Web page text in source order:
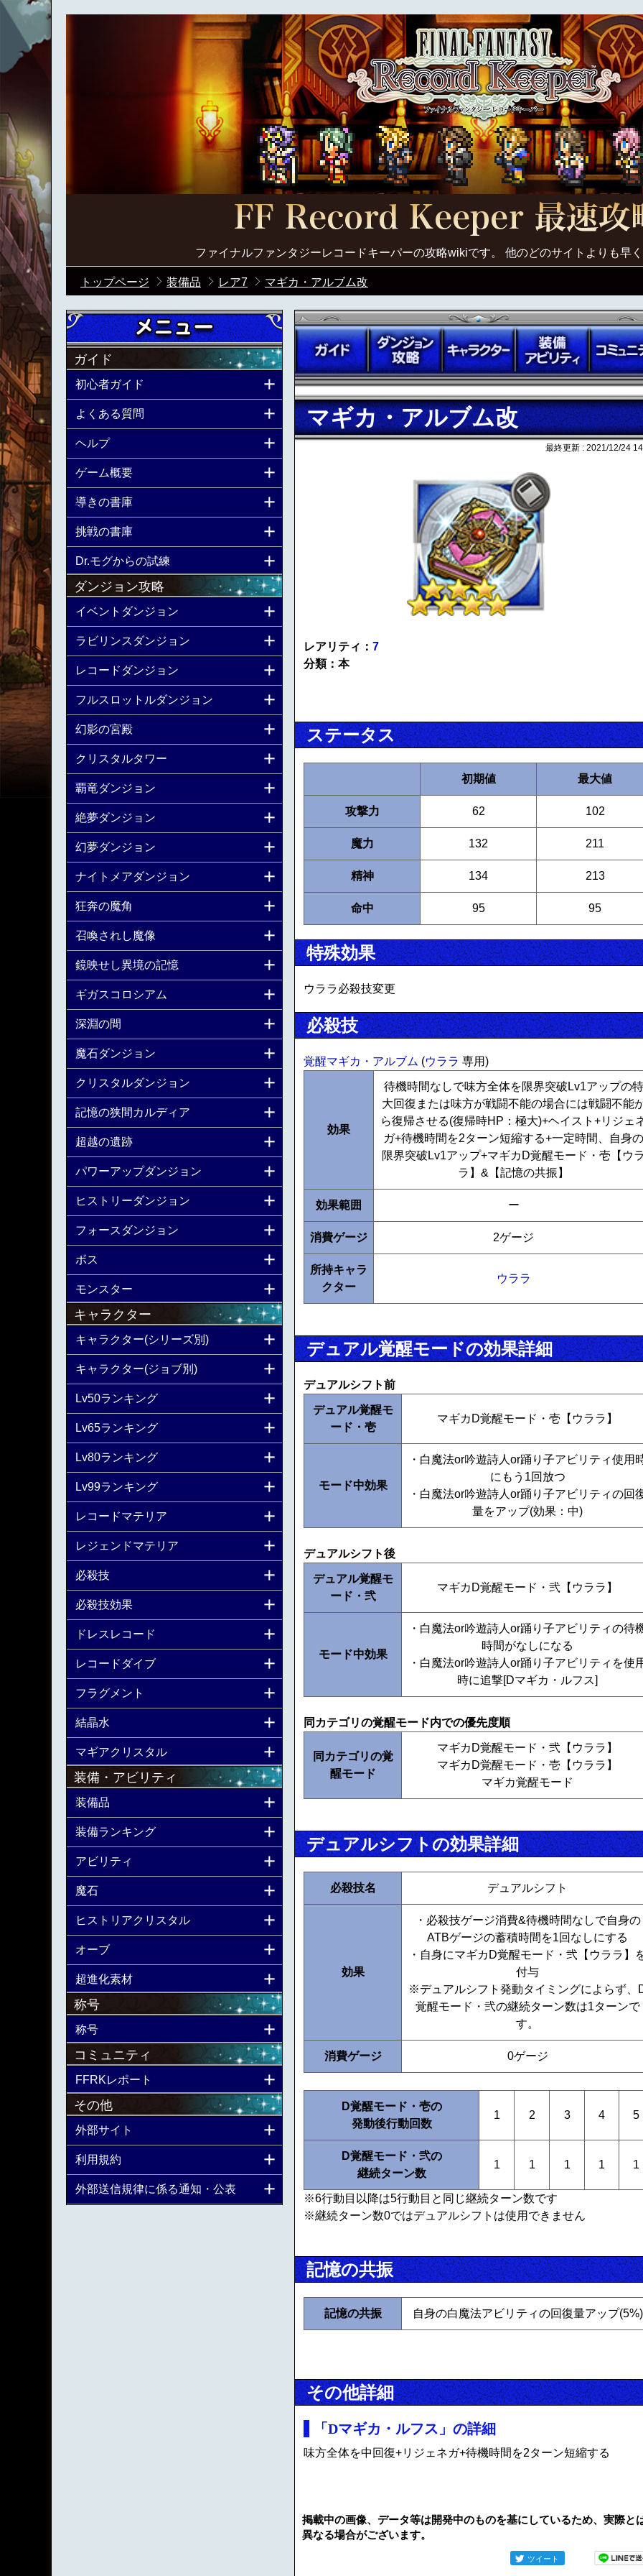
ファイナルファンタジーレコードキーパーの攻略wikiです。 他のどのサイトよりも早
トップページ 装備品 レア7 マギカ・アルブム改
マギカ・アルブム改
最終更新 : 2021/12/24
レアリティ： 7
分類：本
ステータス
初期値 最大値
攻撃力 62 102
魔力 132 211
精神 134 213
命中 95 95
特殊効果
ウララ必殺技変更
必殺技
覚醒マギカ・アルブム (ウララ 専用)
効果
待機時間なしで味方全体を限界突破Lv1アップの特
大回復または味方が戦闘不能の場合には戦闘不能
ら復帰させる(復帰時HP：極大)+ヘイスト+リジェ
ガ+待機時間を2ターン短縮する+一定時間、自身の
限界突破Lv1アップ+マギカD覚醒モード・壱【ウ
ラ】&【記憶の共振】
効果範囲 ー
消費ゲージ 2ゲージ
所持キャラ
クター
ウララ
デュアル覚醒モードの効果詳細
デュアルシフト前
デュアル覚醒モ
ード・壱
マギカD覚醒モード・壱【ウララ】
モード中効果
・白魔法or吟遊詩人or踊り子アビリティ使用
にもう1回放つ
・白魔法or吟遊詩人or踊り子アビリティの回
量をアップ(効果：中)
デュアルシフト後
デュアル覚醒モ
ード・弐
マギカD覚醒モード・弐【ウララ】
モード中効果
・白魔法or吟遊詩人or踊り子アビリティの待
時間がなしになる
・白魔法or吟遊詩人or踊り子アビリティを使
時に追撃[Dマギカ・ルフス]
同カテゴリの覚醒モード内での優先度順
同カテゴリの覚
醒モード
マギカD覚醒モード・弐【ウララ】
マギカD覚醒モード・壱【ウララ】
マギカ覚醒モード
デュアルシフトの効果詳細
必殺技名 デュアルシフト
効果
・必殺技ゲージ消費&待機時間なしで自身の
ATBゲージの蓄積時間を1回なしにする
・自身にマギカD覚醒モード・弐【ウララ】
付与
※デュアルシフト発動タイミングによらず、
覚醒モード・弐の継続ターン数は1ターンで
す。
消費ゲージ 0ゲージ
D覚醒モード・壱の
発動後行動回数
1 2 3 4 5
D覚醒モード・弐の
継続ターン数
1 1 1 1 1
※6行動目以降は5行動目と同じ継続ターン数です
※継続ターン数0ではデュアルシフトは使用できません
記憶の共振
記憶の共振 自身の白魔法アビリティの回復量アップ(5%)
その他詳細
「Dマギカ・ルフス」の詳細
味方全体を中回復+リジェネガ+待機時間を2ターン短縮する
掲載中の画像、データ等は開発中のものを基にしているため、実際と
異なる場合がございます。
ツイート
ガイド
初心者ガイド
よくある質問
ヘルプ
ゲーム概要
導きの書庫
挑戦の書庫
Dr.モグからの試練
ダンジョン攻略
イベントダンジョン
ラビリンスダンジョン
レコードダンジョン
フルスロットルダンジョン
幻影の宮殿
クリスタルタワー
覇竜ダンジョン
絶夢ダンジョン
幻夢ダンジョン
ナイトメアダンジョン
狂奔の魔角
召喚されし魔像
鏡映せし異境の記憶
ギガスコロシアム
深淵の間
魔石ダンジョン
クリスタルダンジョン
記憶の狭間カルディア
超越の遺跡
パワーアップダンジョン
ヒストリーダンジョン
フォースダンジョン
ボス
モンスター
キャラクター
キャラクター(シリーズ別)
キャラクター(ジョブ別)
Lv50ランキング
Lv65ランキング
Lv80ランキング
Lv99ランキング
レコードマテリア
レジェンドマテリア
必殺技
必殺技効果
ドレスレコード
レコードダイブ
フラグメント
結晶水
マギアクリスタル
装備・アビリティ
装備品
装備ランキング
アビリティ
魔石
ヒストリアクリスタル
オーブ
超進化素材
称号
称号
コミュニティ
FFRKレポート
その他
外部サイト
利用規約
外部送信規律に係る通知・公表